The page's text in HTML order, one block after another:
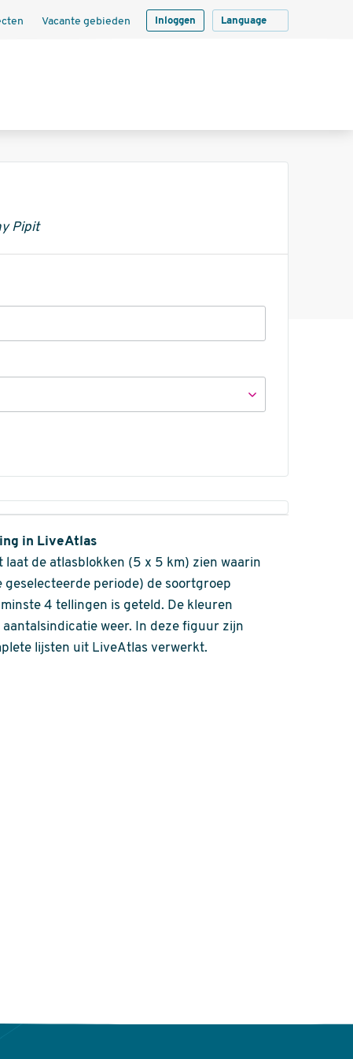
Vacante gebieden Inloggen Language
Pipit
in LiveAtlas
laat de atlasblokken (5 x 5 km) zien waarin
geselecteerde periode) de soortgroep
4 tellingen is geteld. De kleuren
aantalsindicatie weer. In deze figuur zijn
lijsten uit LiveAtlas verwerkt.